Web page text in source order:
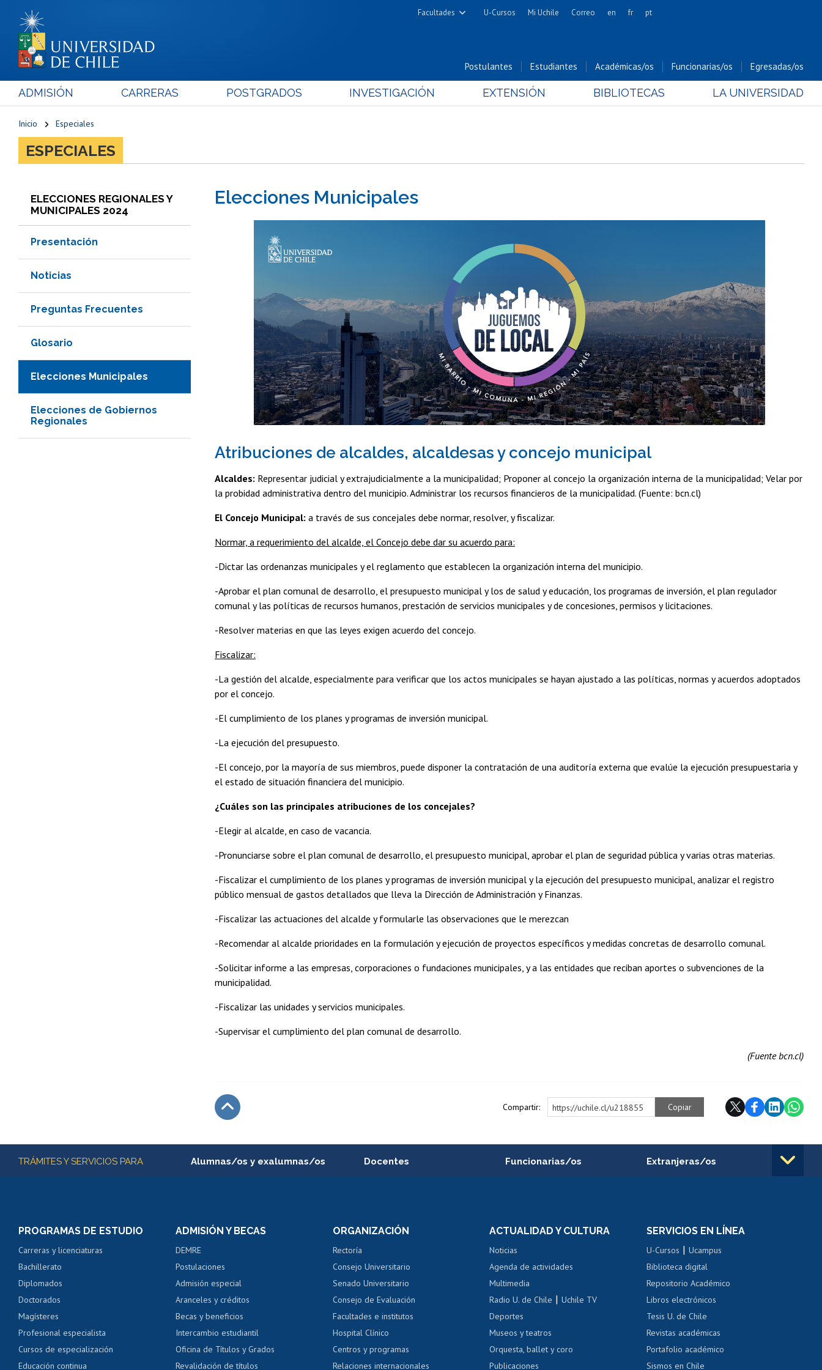
Facultades
Cs. Físicas y Matemáticas
Cs. Forestales y Conservación
Cs. Químicas y Farmacéuticas
Cs. Sociales
U-Cursos Mi Uchile Correo en fr pt
Postulantes Estudiantes Académicas/os Funcionarias/os Egresadas/os
ADMISIÓN CARRERAS POSTGRADOS INVESTIGACIÓN EXTENSIÓN BIBLIOTECAS LA UNIVERSIDAD
Inicio Especiales
ESPECIALES
ELECCIONES REGIONALES Y
MUNICIPALES 2024
Presentación
Noticias
Preguntas Frecuentes
Glosario
Elecciones Municipales
Elecciones de Gobiernos
Regionales
Elecciones Municipales
Atribuciones de alcaldes, alcaldesas y concejo municipal
Alcaldes: Representar judicial y extrajudicialmente a la municipalidad; Proponer al concejo la organización interna de la municipalidad; Velar por
la probidad administrativa dentro del municipio. Administrar los recursos financieros de la municipalidad. (Fuente: bcn.cl)
El Concejo Municipal: a través de sus concejales debe normar, resolver, y fiscalizar.
Normar, a requerimiento del alcalde, el Concejo debe dar su acuerdo para:
-Dictar las ordenanzas municipales y el reglamento que establecen la organización interna del municipio.
-Aprobar el plan comunal de desarrollo, el presupuesto municipal y los de salud y educación, los programas de inversión, el plan regulador
comunal y las políticas de recursos humanos, prestación de servicios municipales y de concesiones, permisos y licitaciones.
-Resolver materias en que las leyes exigen acuerdo del concejo.
Fiscalizar:
-La gestión del alcalde, especialmente para verificar que los actos municipales se hayan ajustado a las políticas, normas y acuerdos adoptados
por el concejo.
-El cumplimiento de los planes y programas de inversión municipal.
-La ejecución del presupuesto.
-El concejo, por la mayoría de sus miembros, puede disponer la contratación de una auditoría externa que evalúe la ejecución presupuestaria y
el estado de situación financiera del municipio.
¿Cuáles son las principales atribuciones de los concejales?
-Elegir al alcalde, en caso de vacancia.
-Pronunciarse sobre el plan comunal de desarrollo, el presupuesto municipal, aprobar el plan de seguridad pública y varias otras materias.
-Fiscalizar el cumplimiento de los planes y programas de inversión municipal y la ejecución del presupuesto municipal, analizar el registro
público mensual de gastos detallados que lleva la Dirección de Administración y Finanzas.
-Fiscalizar las actuaciones del alcalde y formularle las observaciones que le merezcan
-Recomendar al alcalde prioridades en la formulación y ejecución de proyectos específicos y medidas concretas de desarrollo comunal.
-Solicitar informe a las empresas, corporaciones o fundaciones municipales, y a las entidades que reciban aportes o subvenciones de la
municipalidad.
-Fiscalizar las unidades y servicios municipales.
-Supervisar el cumplimiento del plan comunal de desarrollo.
(Fuente bcn.cl)
Compartir: https://uchile.cl/u218855 Copiar
Más información
TRÁMITES Y SERVICIOS PARA Alumnas/os y exalumnas/os
Consulta y certificado de notas
Servicio médico y dental
Pago de arancel y crédito alumnos
Pago de arancel y crédito exalumnos
Certificado de títulos y grados
Docentes
Perfeccionamiento
Evaluación docente
Calificación académica
Postulación al AUCAI
Funcionarias/os
Portal de movilidad interna
Certificado de renta
Certificado de renta
Gestión de correo uchile
Extranjeras/os
Movilidad Estudiantil
Cursos de español
Acoso laboral, sexual y violencia
PROGRAMAS DE ESTUDIO
Carreras y licenciaturas
Bachillerato
Diplomados
Doctorados
Magísteres
Profesional especialista
Cursos de especialización
Educación continua
ADMISIÓN Y BECAS
DEMRE
Postulaciones
Admisión especial
Aranceles y créditos
Becas y beneficios
Intercambio estudiantil
Oficina de Títulos y Grados
Revalidación de títulos
ORGANIZACIÓN
Rectoría
Consejo Universitario
Senado Universitario
Consejo de Evaluación
Facultades e institutos
Hospital Clínico
Centros y programas
Relaciones internacionales
ACTUALIDAD Y CULTURA
Noticias
Agenda de actividades
Multimedia
Radio U. de Chile |Uchile TV
Deportes
Museos y teatros
Orquesta, ballet y coro
Publicaciones
SERVICIOS EN LÍNEA
U-Cursos |Ucampus
Biblioteca digital
Repositorio Académico
Libros electrónicos
Tesis U. de Chile
Revistas académicas
Portafolio académico
Sismos en Chile